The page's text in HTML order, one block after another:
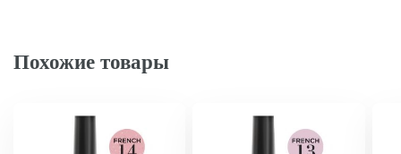
Похожие товары